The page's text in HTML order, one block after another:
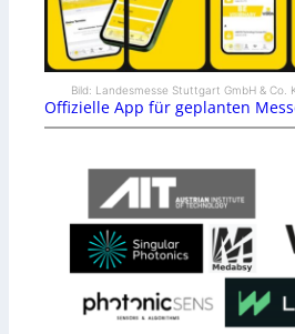
Bild: Landesmesse Stuttgart GmbH & Co.
Offizielle App für geplanten